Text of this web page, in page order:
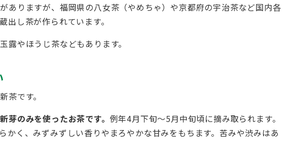
ありますが、福岡県の八女茶（やめちゃ）や京都府の宇治茶など国内各
出し茶が作られています。
露やほうじ茶などもあります。
茶です。
芽のみを使ったお茶です。 例年4月下旬～5月中旬頃に摘み取られます。
かく、みずみずしい香りやまろやかな甘みをもちます。苦みや渋みはあ